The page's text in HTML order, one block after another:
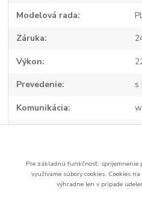
Modelová rada
Záruka
Výkon
Prevedenie s
Komunikácia
Tovar zaradený v
Pre základnú funkčnosť, spríjemnenie
využívame súbory cookies. Cookies
výhradne len v prípade